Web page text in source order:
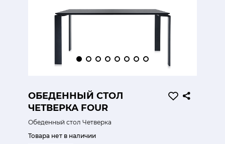
ОБЕДЕННЫЙ СТОЛ
ЧЕТВЕРКА FOUR
Обеденный стол Четверка
Товара нет в наличии